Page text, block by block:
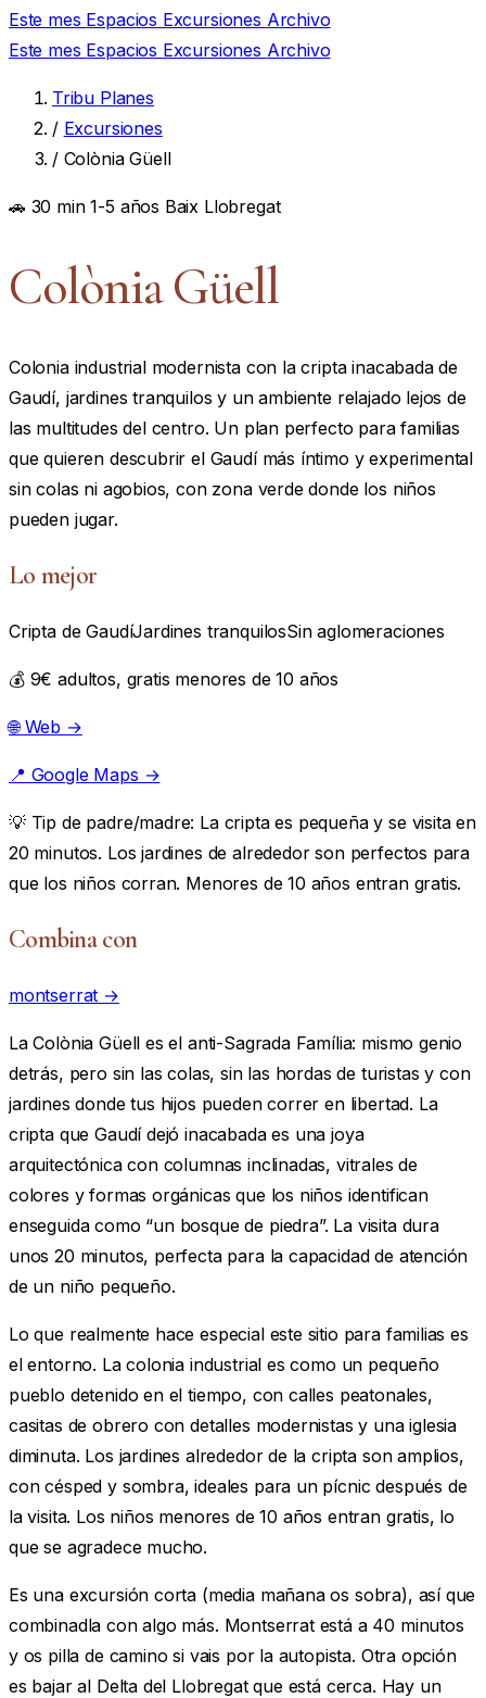
Este mes Espacios Excursiones Archivo
Este mes Espacios Excursiones Archivo
Tribu Planes
/ Excursiones
/ Colònia Güell
🚗 30 min1-5 años Baix Llobregat
Colònia Güell
Colonia industrial modernista con la cripta inacabada de
Gaudí, jardines tranquilos y un ambiente relajado lejos de
las multitudes del centro. Un plan perfecto para familias
que quieren descubrir el Gaudí más íntimo y experimental
sin colas ni agobios, con zona verde donde los niños
pueden jugar.
Lo mejor
Cripta de GaudíJardines tranquilosSin aglomeraciones
💰 9€ adultos, gratis menores de 10 años
🌐 Web →
📍 Google Maps →
💡 Tip de padre/madre: La cripta es pequeña y se visita en
20 minutos. Los jardines de alrededor son perfectos para
que los niños corran. Menores de 10 años entran gratis.
Combina con
montserrat →
La Colònia Güell es el anti-Sagrada Família: mismo genio
detrás, pero sin las colas, sin las hordas de turistas y con
jardines donde tus hijos pueden correr en libertad. La
cripta que Gaudí dejó inacabada es una joya
arquitectónica con columnas inclinadas, vitrales de
colores y formas orgánicas que los niños identifican
enseguida como “un bosque de piedra”. La visita dura
unos 20 minutos, perfecta para la capacidad de atención
de un niño pequeño.
Lo que realmente hace especial este sitio para familias es
el entorno. La colonia industrial es como un pequeño
pueblo detenido en el tiempo, con calles peatonales,
casitas de obrero con detalles modernistas y una iglesia
diminuta. Los jardines alrededor de la cripta son amplios,
con césped y sombra, ideales para un pícnic después de
la visita. Los niños menores de 10 años entran gratis, lo
que se agradece mucho.
Es una excursión corta (media mañana os sobra), así que
combinadla con algo más. Montserrat está a 40 minutos
y os pilla de camino si vais por la autopista. Otra opción
es bajar al Delta del Llobregat que está cerca. Hay un